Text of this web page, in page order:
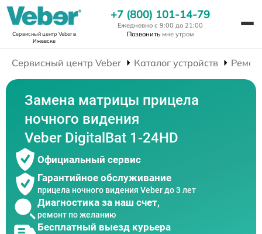
Сервисный центр Veberв
Ижевске
+7 (800) 101-14-79
Ежедневно с 9:00 до 21:00
Позвонить мне утром
Сервисный центр Veber Каталог устройств
Замена матрицы прицела
ночного видения
Veber DigitalBat 1-24HD
Официальный сервис
Гарантийное обслуживание
прицела ночного видения Veber до 3 лет
Диагностика за наш счет,
ремонт по желанию
Бесплатный выезд курьера